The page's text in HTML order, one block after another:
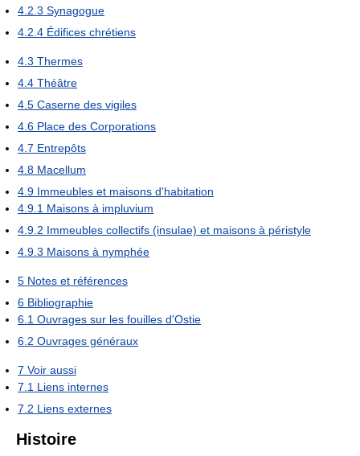
4.2.3 Synagogue
4.2.4 Édifices chrétiens
4.3 Thermes
4.4 Théâtre
4.5 Caserne des vigiles
4.6 Place des Corporations
4.7 Entrepôts
4.8 Macellum
4.9 Immeubles et maisons d'habitation
4.9.1 Maisons à impluvium
4.9.2 Immeubles collectifs (insulae) et maisons à péristyle
4.9.3 Maisons à nymphée
5 Notes et références
6 Bibliographie
6.1 Ouvrages sur les fouilles d'Ostie
6.2 Ouvrages généraux
7 Voir aussi
7.1 Liens internes
7.2 Liens externes
Histoire